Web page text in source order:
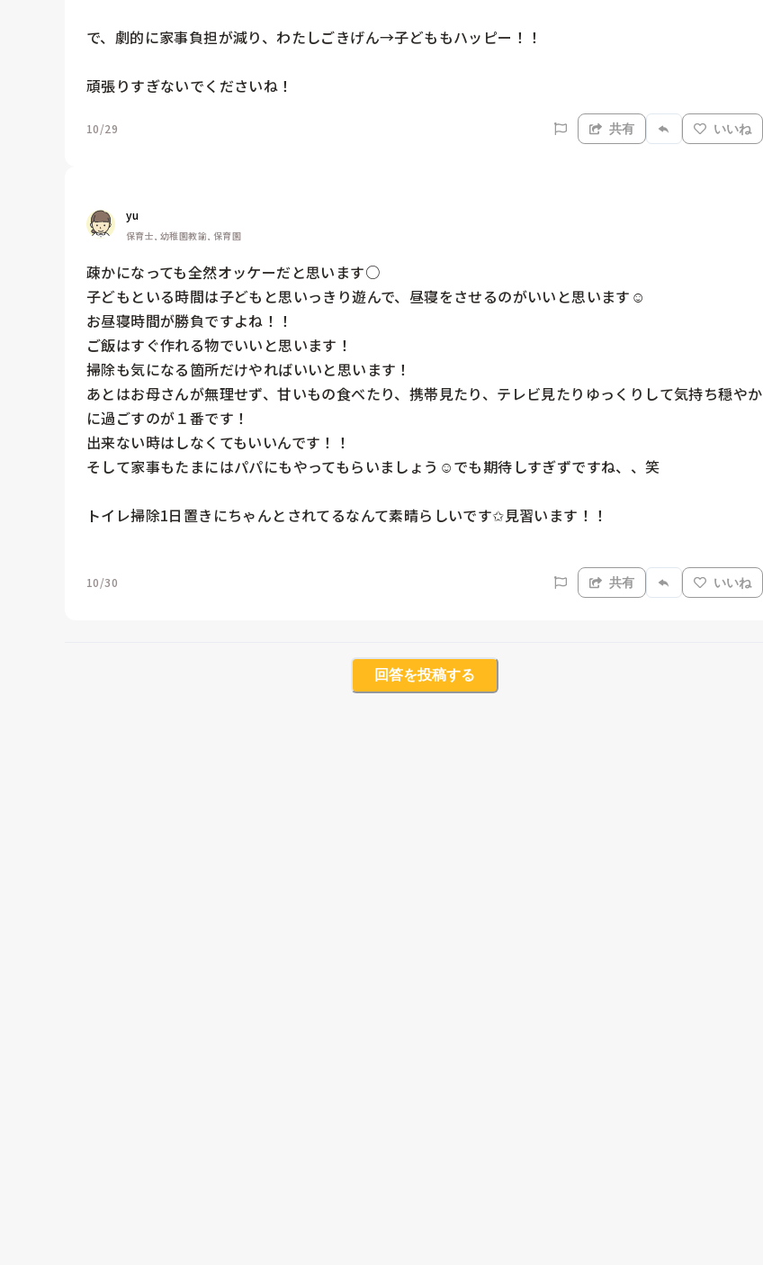
で、劇的に家事負担が減り、わたしごきげん→子どももハッピー！！
頑張りすぎないでくださいね！
10/29 共有 いいね
yu
保育士, 幼稚園教諭, 保育園
疎かになっても全然オッケーだと思います○
子どもといる時間は子どもと思いっきり遊んで、昼寝をさせるのがいいと思います☺︎
お昼寝時間が勝負ですよね！！
ご飯はすぐ作れる物でいいと思います！
掃除も気になる箇所だけやればいいと思います！
あとはお母さんが無理せず、甘いもの食べたり、携帯見たり、テレビ見たりゆっくりして気持ち穏やか
に過ごすのが１番です！
出来ない時はしなくてもいいんです！！
そして家事もたまにはパパにもやってもらいましょう☺︎でも期待しすぎずですね、、笑
トイレ掃除1日置きにちゃんとされてるなんて素晴らしいです✩見習います！！
10/30 共有 いいね
回答を投稿する